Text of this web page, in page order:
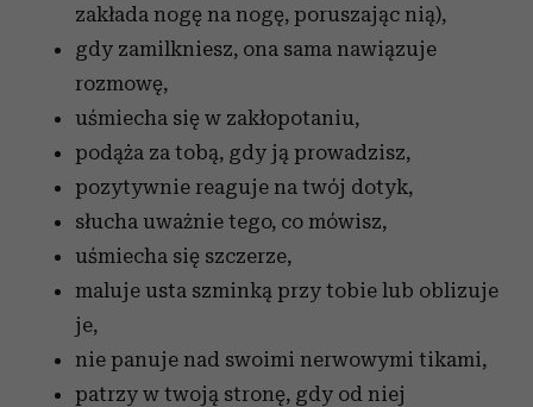
zakłada nogę na nogę, poruszając nią),
gdy zamilkniesz, ona sama nawiązuje
rozmowę,
uśmiecha się w zakłopotaniu,
podąża za tobą, gdy ją prowadzisz,
pozytywnie reaguje na twój dotyk,
słucha uważnie tego, co mówisz,
uśmiecha się szczerze,
maluje usta szminką przy tobie lub oblizuje
je,
nie panuje nad swoimi nerwowymi tikami,
patrzy w twoją stronę, gdy od niej